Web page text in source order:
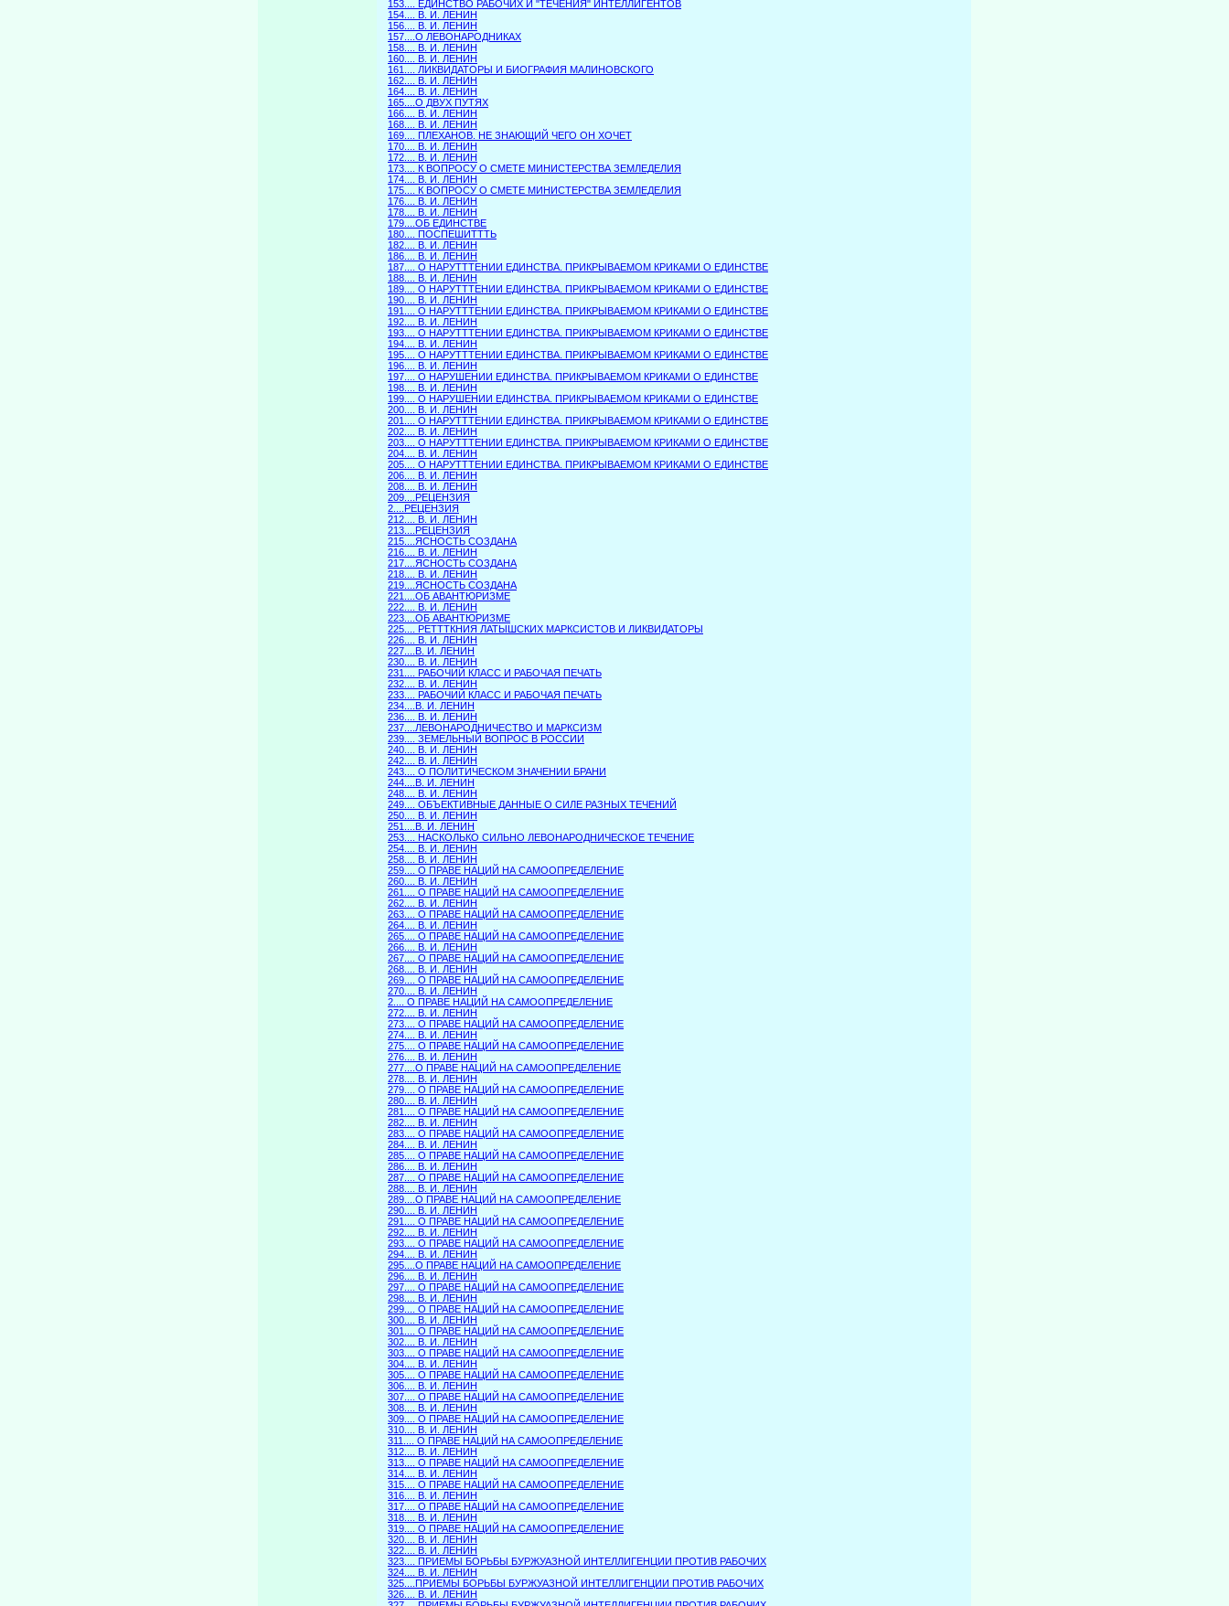
153.... ЕДИНСТВО РАБОЧИХ И "ТЕЧЕНИЯ" ИНТЕЛЛИГЕНТОВ
154.... В. И. ЛЕНИН
156.... В. И. ЛЕНИН
157....О ЛЕВОНАРОДНИКАХ
158.... В. И. ЛЕНИН
160.... В. И. ЛЕНИН
161.... ЛИКВИДАТОРЫ И БИОГРАФИЯ МАЛИНОВСКОГО
162.... В. И. ЛЕНИН
164.... В. И. ЛЕНИН
165....О ДВУХ ПУТЯХ
166.... В. И. ЛЕНИН
168.... В. И. ЛЕНИН
169.... ПЛЕХАНОВ. НЕ ЗНАЮЩИЙ ЧЕГО ОН ХОЧЕТ
170.... В. И. ЛЕНИН
172.... В. И. ЛЕНИН
173.... К ВОПРОСУ О СМЕТЕ МИНИСТЕРСТВА ЗЕМЛЕДЕЛИЯ
174.... В. И. ЛЕНИН
175.... К ВОПРОСУ О СМЕТЕ МИНИСТЕРСТВА ЗЕМЛЕДЕЛИЯ
176.... В. И. ЛЕНИН
178.... В. И. ЛЕНИН
179....ОБ ЕДИНСТВЕ
180.... ПОСПЕШИТТТЬ
182.... В. И. ЛЕНИН
186.... В. И. ЛЕНИН
187.... О НАРУТТТЕНИИ ЕДИНСТВА. ПРИКРЫВАЕМОМ КРИКАМИ О ЕДИНСТВЕ
188.... В. И. ЛЕНИН
189.... О НАРУТТТЕНИИ ЕДИНСТВА. ПРИКРЫВАЕМОМ КРИКАМИ О ЕДИНСТВЕ
190.... В. И. ЛЕНИН
191.... О НАРУТТТЕНИИ ЕДИНСТВА. ПРИКРЫВАЕМОМ КРИКАМИ О ЕДИНСТВЕ
192.... В. И. ЛЕНИН
193.... О НАРУТТТЕНИИ ЕДИНСТВА. ПРИКРЫВАЕМОМ КРИКАМИ О ЕДИНСТВЕ
194.... В. И. ЛЕНИН
195.... О НАРУТТТЕНИИ ЕДИНСТВА. ПРИКРЫВАЕМОМ КРИКАМИ О ЕДИНСТВЕ
196.... В. И. ЛЕНИН
197.... О НАРУШЕНИИ ЕДИНСТВА. ПРИКРЫВАЕМОМ КРИКАМИ О ЕДИНСТВЕ
198.... В. И. ЛЕНИН
199.... О НАРУШЕНИИ ЕДИНСТВА. ПРИКРЫВАЕМОМ КРИКАМИ О ЕДИНСТВЕ
200.... В. И. ЛЕНИН
201.... О НАРУТТТЕНИИ ЕДИНСТВА. ПРИКРЫВАЕМОМ КРИКАМИ О ЕДИНСТВЕ
202.... В. И. ЛЕНИН
203.... О НАРУТТТЕНИИ ЕДИНСТВА. ПРИКРЫВАЕМОМ КРИКАМИ О ЕДИНСТВЕ
204.... В. И. ЛЕНИН
205.... О НАРУТТТЕНИИ ЕДИНСТВА. ПРИКРЫВАЕМОМ КРИКАМИ О ЕДИНСТВЕ
206.... В. И. ЛЕНИН
208.... В. И. ЛЕНИН
209....РЕЦЕНЗИЯ
2....РЕЦЕНЗИЯ
212.... В. И. ЛЕНИН
213....РЕЦЕНЗИЯ
215....ЯСНОСТЬ СОЗДАНА
216.... В. И. ЛЕНИН
217....ЯСНОСТЬ СОЗДАНА
218.... В. И. ЛЕНИН
219....ЯСНОСТЬ СОЗДАНА
221....ОБ АВАНТЮРИЗМЕ
222.... В. И. ЛЕНИН
223....ОБ АВАНТЮРИЗМЕ
225.... РЕТТТКНИЯ ЛАТЫШСКИХ МАРКСИСТОВ И ЛИКВИДАТОРЫ
226.... В. И. ЛЕНИН
227....В. И. ЛЕНИН
230.... В. И. ЛЕНИН
231.... РАБОЧИЙ КЛАСС И РАБОЧАЯ ПЕЧАТЬ
232.... В. И. ЛЕНИН
233.... РАБОЧИЙ КЛАСС И РАБОЧАЯ ПЕЧАТЬ
234....В. И. ЛЕНИН
236.... В. И. ЛЕНИН
237....ЛЕВОНАРОДНИЧЕСТВО И МАРКСИЗМ
239.... ЗЕМЕЛЬНЫЙ ВОПРОС В РОССИИ
240.... В. И. ЛЕНИН
242.... В. И. ЛЕНИН
243.... О ПОЛИТИЧЕСКОМ ЗНАЧЕНИИ БРАНИ
244....В. И. ЛЕНИН
248.... В. И. ЛЕНИН
249.... ОБЪЕКТИВНЫЕ ДАННЫЕ О СИЛЕ РАЗНЫХ ТЕЧЕНИЙ
250.... В. И. ЛЕНИН
251....В. И. ЛЕНИН
253.... НАСКОЛЬКО СИЛЬНО ЛЕВОНАРОДНИЧЕСКОЕ ТЕЧЕНИЕ
254.... В. И. ЛЕНИН
258.... В. И. ЛЕНИН
259.... О ПРАВЕ НАЦИЙ НА САМООПРЕДЕЛЕНИЕ
260.... В. И. ЛЕНИН
261.... О ПРАВЕ НАЦИЙ НА САМООПРЕДЕЛЕНИЕ
262.... В. И. ЛЕНИН
263.... О ПРАВЕ НАЦИЙ НА САМООПРЕДЕЛЕНИЕ
264.... В. И. ЛЕНИН
265.... О ПРАВЕ НАЦИЙ НА САМООПРЕДЕЛЕНИЕ
266.... В. И. ЛЕНИН
267.... О ПРАВЕ НАЦИЙ НА САМООПРЕДЕЛЕНИЕ
268.... В. И. ЛЕНИН
269.... О ПРАВЕ НАЦИЙ НА САМООПРЕДЕЛЕНИЕ
270.... В. И. ЛЕНИН
2.... О ПРАВЕ НАЦИЙ НА САМООПРЕДЕЛЕНИЕ
272.... В. И. ЛЕНИН
273.... О ПРАВЕ НАЦИЙ НА САМООПРЕДЕЛЕНИЕ
274.... В. И. ЛЕНИН
275.... О ПРАВЕ НАЦИЙ НА САМООПРЕДЕЛЕНИЕ
276.... В. И. ЛЕНИН
277....О ПРАВЕ НАЦИЙ НА САМООПРЕДЕЛЕНИЕ
278.... В. И. ЛЕНИН
279.... О ПРАВЕ НАЦИЙ НА САМООПРЕДЕЛЕНИЕ
280.... В. И. ЛЕНИН
281.... О ПРАВЕ НАЦИЙ НА САМООПРЕДЕЛЕНИЕ
282.... В. И. ЛЕНИН
283.... О ПРАВЕ НАЦИЙ НА САМООПРЕДЕЛЕНИЕ
284.... В. И. ЛЕНИН
285.... О ПРАВЕ НАЦИЙ НА САМООПРЕДЕЛЕНИЕ
286.... В. И. ЛЕНИН
287.... О ПРАВЕ НАЦИЙ НА САМООПРЕДЕЛЕНИЕ
288.... В. И. ЛЕНИН
289....О ПРАВЕ НАЦИЙ НА САМООПРЕДЕЛЕНИЕ
290.... В. И. ЛЕНИН
291.... О ПРАВЕ НАЦИЙ НА САМООПРЕДЕЛЕНИЕ
292.... В. И. ЛЕНИН
293.... О ПРАВЕ НАЦИЙ НА САМООПРЕДЕЛЕНИЕ
294.... В. И. ЛЕНИН
295....О ПРАВЕ НАЦИЙ НА САМООПРЕДЕЛЕНИЕ
296.... В. И. ЛЕНИН
297.... О ПРАВЕ НАЦИЙ НА САМООПРЕДЕЛЕНИЕ
298.... В. И. ЛЕНИН
299.... О ПРАВЕ НАЦИЙ НА САМООПРЕДЕЛЕНИЕ
300.... В. И. ЛЕНИН
301.... О ПРАВЕ НАЦИЙ НА САМООПРЕДЕЛЕНИЕ
302.... В. И. ЛЕНИН
303.... О ПРАВЕ НАЦИЙ НА САМООПРЕДЕЛЕНИЕ
304.... В. И. ЛЕНИН
305.... О ПРАВЕ НАЦИЙ НА САМООПРЕДЕЛЕНИЕ
306.... В. И. ЛЕНИН
307.... О ПРАВЕ НАЦИЙ НА САМООПРЕДЕЛЕНИЕ
308.... В. И. ЛЕНИН
309.... О ПРАВЕ НАЦИЙ НА САМООПРЕДЕЛЕНИЕ
310.... В. И. ЛЕНИН
311.... О ПРАВЕ НАЦИЙ НА САМООПРЕДЕЛЕНИЕ
312.... В. И. ЛЕНИН
313.... О ПРАВЕ НАЦИЙ НА САМООПРЕДЕЛЕНИЕ
314.... В. И. ЛЕНИН
315.... О ПРАВЕ НАЦИЙ НА САМООПРЕДЕЛЕНИЕ
316.... В. И. ЛЕНИН
317.... О ПРАВЕ НАЦИЙ НА САМООПРЕДЕЛЕНИЕ
318.... В. И. ЛЕНИН
319.... О ПРАВЕ НАЦИЙ НА САМООПРЕДЕЛЕНИЕ
320.... В. И. ЛЕНИН
322.... В. И. ЛЕНИН
323.... ПРИЕМЫ БОРЬБЫ БУРЖУАЗНОЙ ИНТЕЛЛИГЕНЦИИ ПРОТИВ РАБОЧИХ
324.... В. И. ЛЕНИН
325....ПРИЕМЫ БОРЬБЫ БУРЖУАЗНОЙ ИНТЕЛЛИГЕНЦИИ ПРОТИВ РАБОЧИХ
326.... В. И. ЛЕНИН